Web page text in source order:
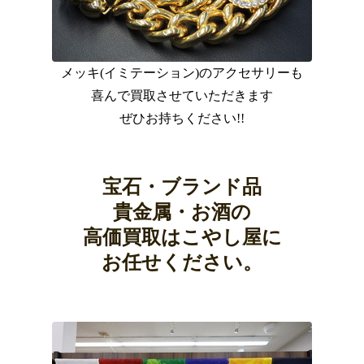
メッキ(イミテーション)のアクセサリーも
喜んで買取させていただきます
ぜひお持ちください!!
宝石・ブランド品
貴金属・お酒の
高価買取はこやし屋に
お任せください。